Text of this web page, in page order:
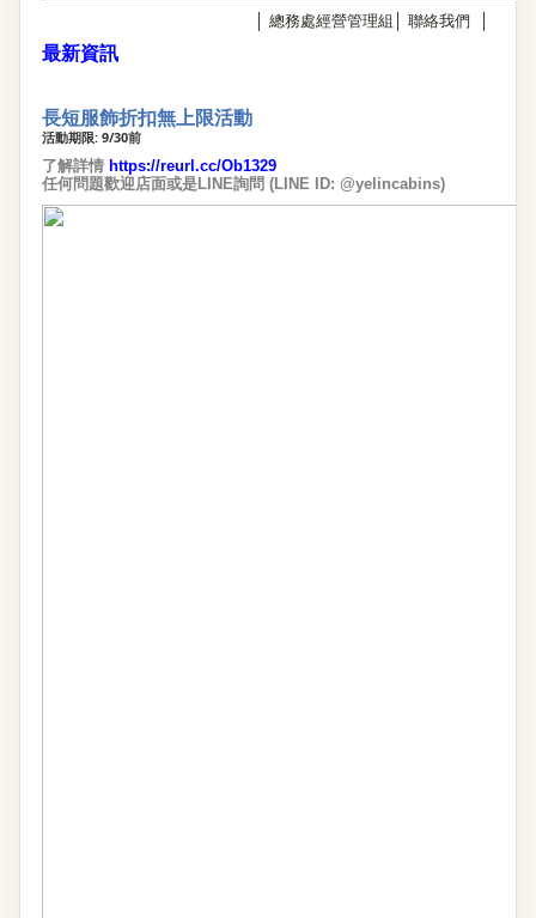
總務處經營管理組 聯絡我們
最新資訊
長短服飾折扣無上限活動
活動期限: 9/30前
了解詳情 https://reurl.cc/Ob1329
任何問題歡迎店面或是LINE詢問 (LINE ID: @yelincabins)